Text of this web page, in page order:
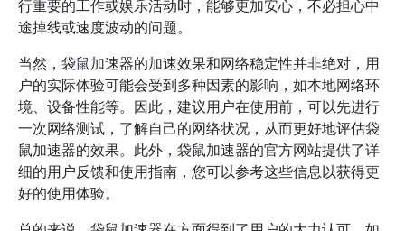
行重要的工作或娱乐活动时，能够更加安心，不必担心中
途掉线或速度波动的问题。
当然，袋鼠加速器的加速效果和网络稳定性并非绝对，用
户的实际体验可能会受到多种因素的影响，如本地网络环
境、设备性能等。因此，建议用户在使用前，可以先进行
一次网络测试，了解自己的网络状况，从而更好地评估袋
鼠加速器的效果。此外，袋鼠加速器的官方网站提供了详
细的用户反馈和使用指南，您可以参考这些信息以获得更
好的使用体验。